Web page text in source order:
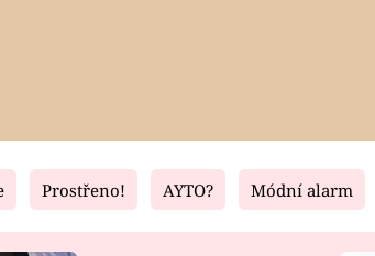
Fresh Living
Prostřeno! AYTO? Módní alarm